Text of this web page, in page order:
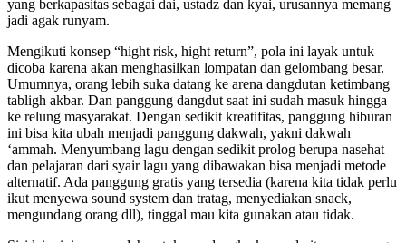
yang berkapasitas sebagai dai, ustadz dan kyai, urusannya memang
jadi agak runyam.
Mengikuti konsep “hight risk, hight return”, pola ini layak untuk
dicoba karena akan menghasilkan lompatan dan gelombang besar.
Umumnya, orang lebih suka datang ke arena dangdutan ketimbang
tabligh akbar. Dan panggung dangdut saat ini sudah masuk hingga
ke relung masyarakat. Dengan sedikit kreatifitas, panggung hiburan
ini bisa kita ubah menjadi panggung dakwah, yakni dakwah
‘ammah. Menyumbang lagu dengan sedikit prolog berupa nasehat
dan pelajaran dari syair lagu yang dibawakan bisa menjadi metode
alternatif. Ada panggung gratis yang tersedia (karena kita tidak perlu
ikut menyewa sound system dan tratag, menyediakan snack,
mengundang orang dll), tinggal mau kita gunakan atau tidak.